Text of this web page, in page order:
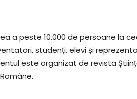
a peste 10.000 de persoane la
studenți, elevi și
este organizat de revista